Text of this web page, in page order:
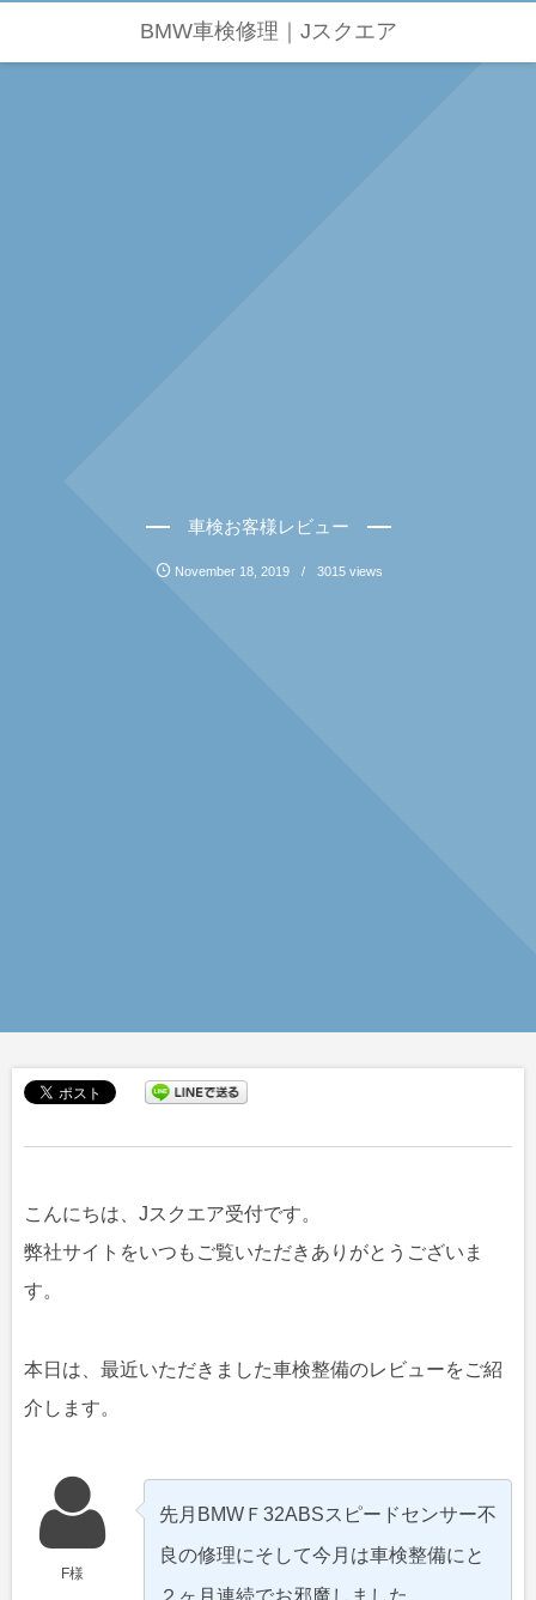
BMW車検修理｜Jスクエア
車検お客様レビュー
November 18 ,2019 3015 views
こんにちは、Jスクエア受付です。
弊社サイトをいつもご覧いただきありがとうございま
す。
本日は、最近いただきました車検整備のレビューをご紹
介します。
F様
先月BMWＦ32ABSスピードセンサー不
良の修理にそして今月は車検整備にと
２ヶ月連続でお邪魔しました。